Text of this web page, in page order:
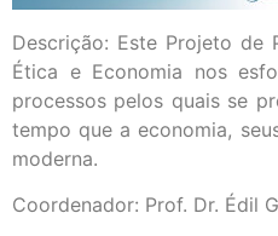
Descrição: Este Projeto de
Ética e Economia nos
processos pelos quais se
tempo que a economia,
moderna.
Coordenador: Prof. Dr. Édil